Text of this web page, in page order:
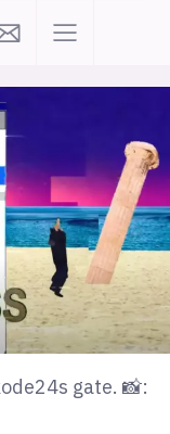
gate. 📸:
kontor
apputvikling
design